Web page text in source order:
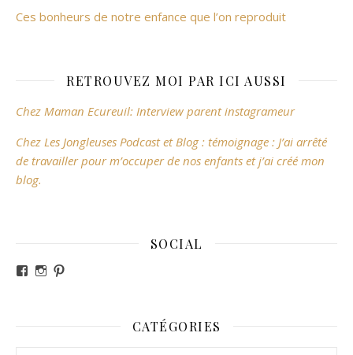
Ces bonheurs de notre enfance que l’on reproduit
RETROUVEZ MOI PAR ICI AUSSI
Chez Maman Ecureuil: Interview parent instagrameur
Chez Les Jongleuses Podcast et Blog : témoignage : J’ai arrêté
de travailler pour m’occuper de nos enfants et j’ai créé mon
blog.
SOCIAL
Voir le profil de revesdefripouilles sur Facebook
Voir le profil de claire_revesdefripouilles sur
CATÉGORIES